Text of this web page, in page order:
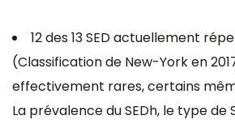
12 des 13 SED actuellement
(Classification de New-York en
effectivement rares, certains
La prévalence du SEDh, le type de